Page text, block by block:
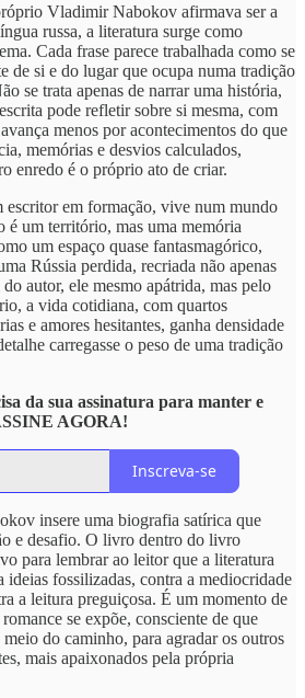
Vladimir Nabokov afirmava ser a
russa, a literatura surge como
Cada frase parece trabalhada como se
de si e do lugar que ocupa numa tradição
se trata apenas de narrar uma história,
pode refletir sobre si mesma, com
menos por acontecimentos do que
memórias e desvios calculados,
enredo é o próprio ato de criar.
escritor em formação, vive num mundo
é um território, mas uma memória
um espaço quase fantasmagórico,
Rússia perdida, recriada não apenas
autor, ele mesmo apátrida, mas pelo
a vida cotidiana, com quartos
e amores hesitantes, ganha densidade
carregasse o peso de uma tradição
da sua assinatura para manter e
AGORA!
Inscreva-se
insere uma biografia satírica que
e desafio. O livro dentro do livro
para lembrar ao leitor que a literatura
ideias fossilizadas, contra a mediocridade
a leitura preguiçosa. É um momento de
se expõe, consciente de que
do caminho, para agradar os outros
mais apaixonados pela própria